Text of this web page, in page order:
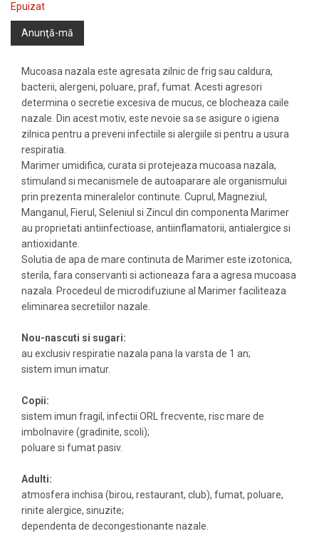
Epuizat
Anunţă-mă
Mucoasa nazala este agresata zilnic de frig sau caldura,
bacterii, alergeni, poluare, praf, fumat. Acesti agresori
determina o secretie excesiva de mucus, ce blocheaza caile
nazale. Din acest motiv, este nevoie sa se asigure o igiena
zilnica pentru a preveni infectiile si alergiile si pentru a usura
respiratia.
Marimer umidifica, curata si protejeaza mucoasa nazala,
stimuland si mecanismele de autoaparare ale organismului
prin prezenta mineralelor continute. Cuprul, Magneziul,
Manganul, Fierul, Seleniul si Zincul din componenta Marimer
au proprietati antiinfectioase, antiinflamatorii, antialergice si
antioxidante.
Solutia de apa de mare continuta de Marimer este izotonica,
sterila, fara conservanti si actioneaza fara a agresa mucoasa
nazala. Procedeul de microdifuziune al Marimer faciliteaza
eliminarea secretiilor nazale.
Nou-nascuti si sugari:
au exclusiv respiratie nazala pana la varsta de 1 an;
sistem imun imatur.
Copii:
sistem imun fragil, infectii ORL frecvente, risc mare de
imbolnavire (gradinite, scoli);
poluare si fumat pasiv.
Adulti:
atmosfera inchisa (birou, restaurant, club), fumat, poluare,
rinite alergice, sinuzite;
dependenta de decongestionante nazale.